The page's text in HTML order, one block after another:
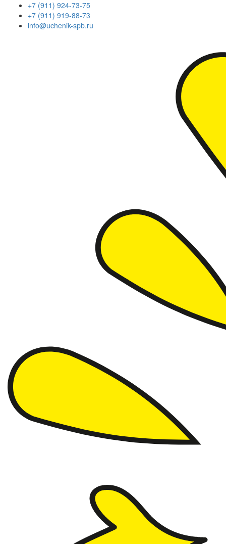
+7 (911) 924-73-75
+7 (911) 919-88-73
info@uchenik-spb.ru